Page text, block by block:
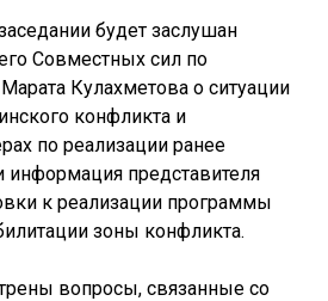
будет заслушан
Совместных сил по
Кулахметова о ситуации
конфликта и
по реализации ранее
представителя
к реализации программы
зоны конфликта.
вопросы, связанные со